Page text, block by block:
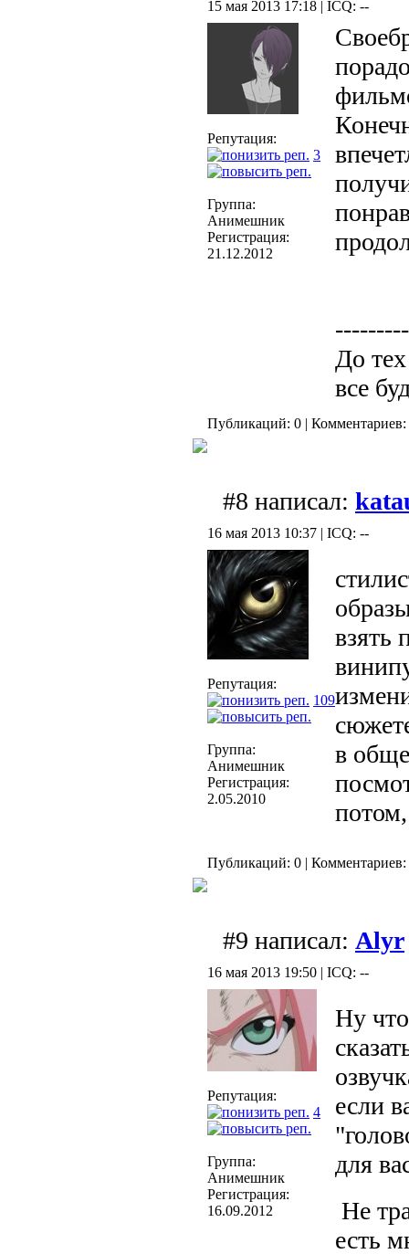
15 мая 2013 17:18 | ICQ: --
Репутация:
3
Группа:
Анимешник
Регистрация:
21.12.2012
До
все
Публикаций: 0 | Комментариев:
#8 написал:
16 мая 2013 10:37 | ICQ: --
Репутация:
109
Группа:
Анимешник
Регистрация:
2.05.2010
взять
в
Публикаций: 0 | Комментариев:
#9 написал: Alyr
16 мая 2013 19:50 | ICQ: --
Репутация:
4
Группа:
Анимешник
Регистрация:
16.09.2012
Ну
если
для
Не
есть